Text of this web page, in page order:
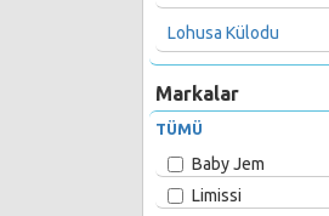
Lohusa Külodu
Markalar
TÜMÜ
Baby Jem
Limissi